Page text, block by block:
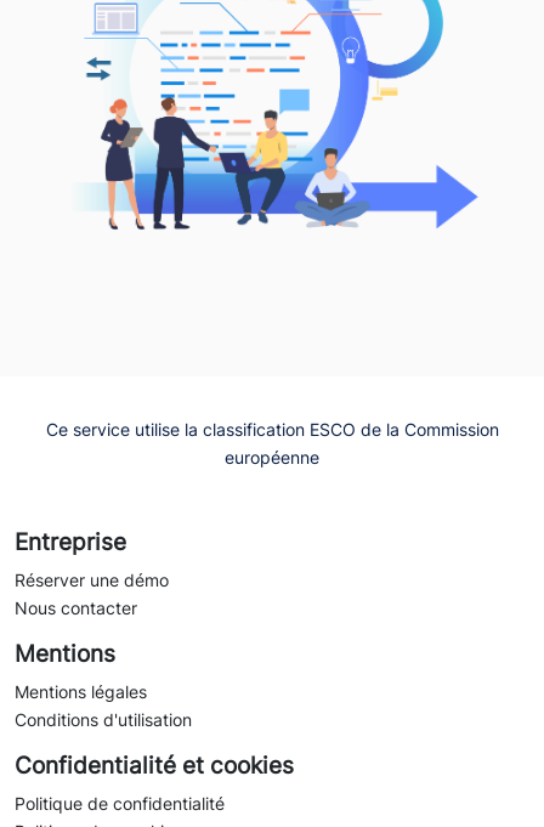
Ce service utilise la classification ESCO de la Commission
européenne
Entreprise
Réserver une démo
Nous contacter
Mentions
Mentions légales
Conditions d'utilisation
Confidentialité et cookies
Politique de confidentialité